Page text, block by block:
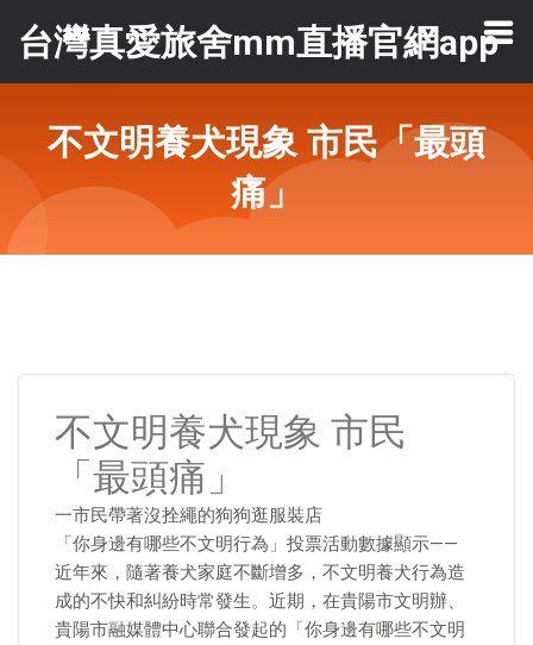
台灣真愛旅舍mm直播官網app
不文明養犬現象 市民「最頭
痛」
不文明養犬現象 市民
「最頭痛」
一市民帶著沒拴繩的狗狗逛服裝店
「你身邊有哪些不文明行為」投票活動數據顯示——
近年來，隨著養犬家庭不斷增多，不文明養犬行為造
成的不快和糾紛時常發生。近期，在貴陽市文明辦、
貴陽市融媒體中心聯合發起的「你身邊有哪些不文明